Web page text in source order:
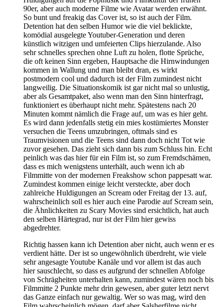
90er, aber auch moderne Filme wie Avatar werden erwähnt.
So bunt und freakig das Cover ist, so ist auch der Film.
Detention hat den selben Humor wie die viel beklickte,
komödial ausgelegte Youtuber-Generation und deren
künstlich witzigen und umfeierten Clips hierzulande. Also
sehr schnelles sprechen ohne Luft zu holen, flotte Sprüche,
die oft keinen Sinn ergeben, Hauptsache die Hirnwindungen
kommen in Wallung und man bleibt dran, es wirkt
postmodern cool und dadurch ist der Film zumindest nicht
langweilig. Die Situationskomik ist gar nicht mal so unlustig,
aber als Gesamtpaket, also wenn man den Sinn hinterfragt,
funktioniert es überhaupt nicht mehr. Spätestens nach 20
Minuten kommt nämlich die Frage auf, um was es hier geht.
Es wird dann jedenfalls stetig ein mies kostümiertes Monster
versuchen die Teens umzubringen, oftmals sind es
Traumvisionen und die Teens sind dann doch nicht Tot wie
zuvor gesehen. Das zieht sich dann bis zum Schluss hin. Echt
peinlich was das hier für ein Film ist, so zum Fremdschämen,
dass es mich wenigstens unterhält, auch wenn ich ab
Filmmitte von der modernen Freakshow schon pappesatt war.
Zumindest kommen einige leicht versteckte, aber doch
zahlreiche Huldigungen an Scream oder Freitag der 13. auf,
wahrscheinlich soll es hier auch eine Parodie auf Scream sein,
die Ähnlichkeiten zu Scary Movies sind ersichtlich, hat auch
den selben Härtegrad, nur ist der Film hier gewiss
abgedrehter.
Richtig hassen kann ich Detention aber nicht, auch wenn er es
verdient hätte. Der ist so ungewöhnlich überdreht, wie viele
sehr angesagte Youtube Kanäle und vor allem ist das auch
hier sauschlecht, so dass es aufgrund der schnellen Abfolge
von Schrägheiten unterhalten kann, zumindest wären noch bis
Filmmitte 2 Punkte mehr drin gewesen, aber guter letzt nervt
das Ganze einfach nur gewaltig. Wer so was mag, wird den